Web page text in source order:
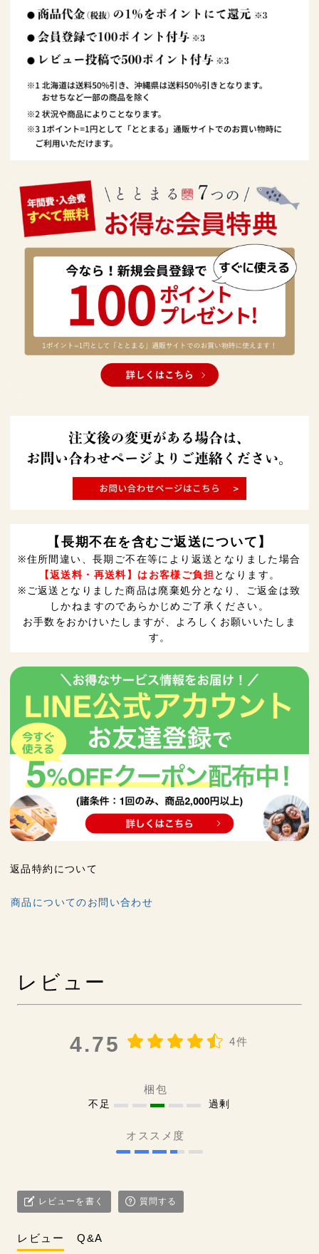
【長期不在を含むご返送について】
※住所間違い、長期ご不在等により返送となりました場合
【返送料・再送料】はお客様ご負担となります。
※ご返送となりました商品は廃棄処分となり、ご返金は致
しかねますのであらかじめご了承ください。
お手数をおかけいたしますが、よろしくお願いいたしま
す。
返品特約について
商品についてのお問い合わせ
レビュー
4.75 4件
梱包
不足 過剰
オススメ度
レビューを書く 質問する
レビュー Q&A